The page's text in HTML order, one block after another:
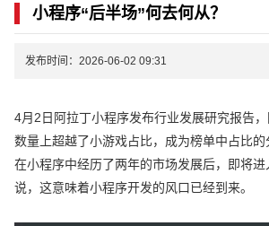
小程序“后半场”何去何从？
发布时间：2026-06-02 09:31
4月2日阿拉丁小程序发布行业发展研究报告
数量上超越了小游戏占比，成为榜单中占比
在小程序中经历了两年的市场发展后，即将
说，这意味着小程序开发的风口已经到来。